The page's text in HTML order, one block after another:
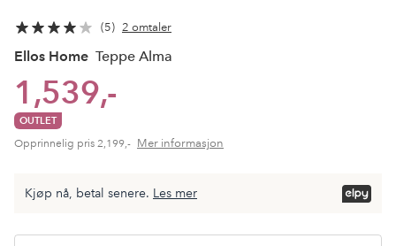
5 2 omtaler
Ellos Home Teppe Alma
1,539,-
OUTLET
Opprinnelig pris 2,199,- Mer informasjon
størrelse
Legg i
Kjøp nå, betal senere. Les mer